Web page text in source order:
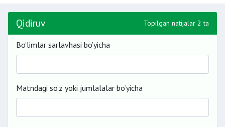
Qidiruv Topilgan natijalar 2 ta
Bo'limlar sarlavhasi bo’yicha
Matndagi so‘z yoki jumlalalar bo‘yicha